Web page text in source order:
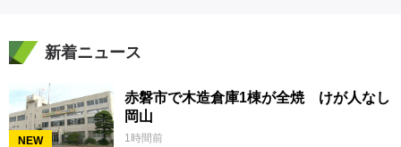
新着ニュース
NEW
赤磐市で木造倉庫1棟が全焼 けが人なし
岡山
1時間前